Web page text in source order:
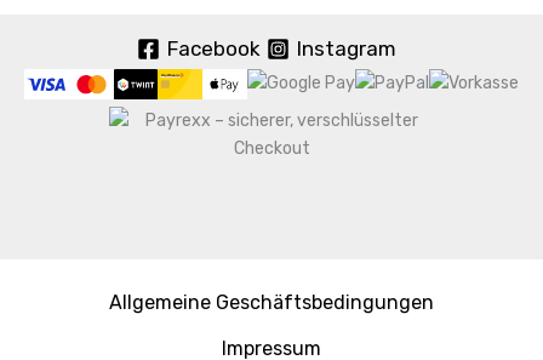
Facebook Instagram
Allgemeine Geschäftsbedingungen
Impressum